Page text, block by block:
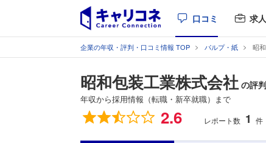
口コミ 求人
企業の年収・評判・口コミ情報 TOP パルプ・紙 昭
昭和包装工業株式会社 の評
年収から採用情報（転職・新卒就職）まで
総合評価 2.6 レポート数 1 件